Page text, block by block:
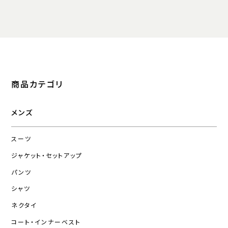
商品カテゴリ
メンズ
スーツ
ジャケット・セットアップ
パンツ
シャツ
ネクタイ
コート・インナーベスト